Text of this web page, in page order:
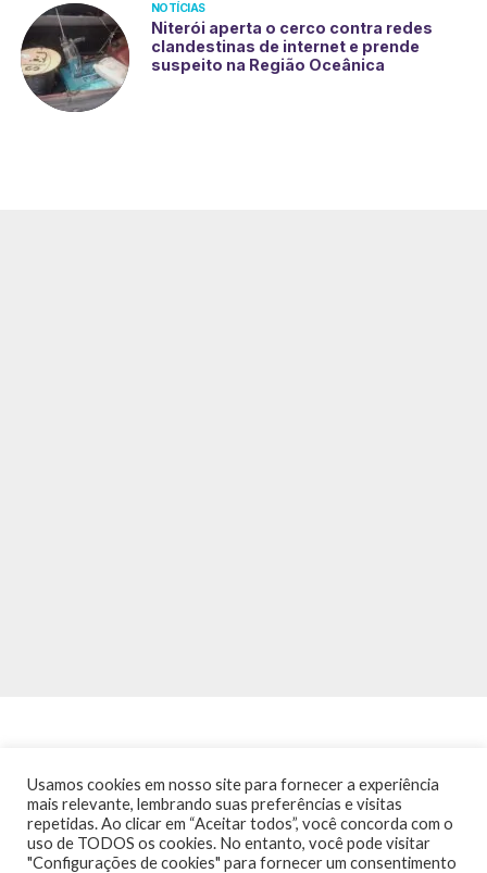
NOTÍCIAS
Niterói aperta o cerco contra redes
clandestinas de internet e prende
suspeito na Região Oceânica
INÍCIO NOTÍCIAS AGENDA CONTATO
TRÂNSITO NA PONTE
TERMOS DE USO / POLÍTICA DE PRIVACIDADE
Usamos cookies em nosso site para fornecer a experiência
mais relevante, lembrando suas preferências e visitas
repetidas. Ao clicar em “Aceitar todos”, você concorda com o
uso de TODOS os cookies. No entanto, você pode visitar
"Configurações de cookies" para fornecer um consentimento